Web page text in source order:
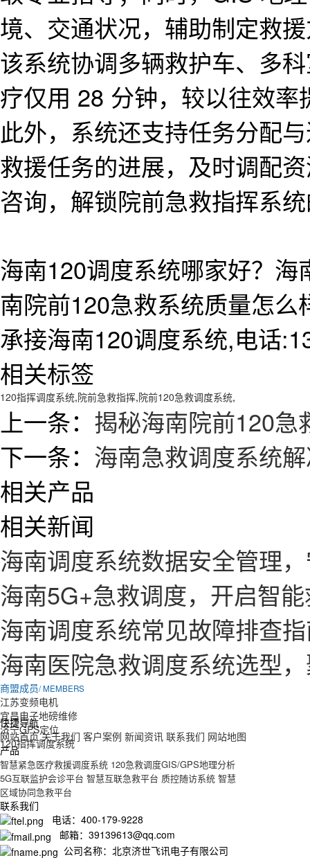
境、交通状况，辅助制定救
该系统协调多辆救护车、多
疗仅用 28 分钟，较以往效率
此外，系统还支持任务分配
救援任务的进展，及时调配
咨询，解锁院前急救指挥系
海南120调度系统哪家好？
南院前120急救系统质量怎
承接海南120调度系统,电话
相关标签
120指挥调度系统,院前急救指挥,院前120急救调度系统,
上一条： 揭秘海南院前120急
下一条： 海南急救调度系统
相关产品
相关新闻
海南调度系统数据安全管理
海南5G+急救调度，开启智
海南调度系统常见故障排查
海南医院急救调度系统选型
商盟成员/ MEMBERS
江苏变频电机
宜昌电子地磅维修
济宁GPS定位
120指挥调度系统
快捷导航
网站首页 关于我们 客户案例 新闻资讯 联系我们 网站地图
产品
智慧紧急医疗救援调度系统 120急救调度GIS/GPS地理分析
5G互联监护会诊平台 智慧互联急救平台 质控随访系统 智慧
区域协同急救平台
联系我们
电话：400-179-9228
邮箱：39139613@qq.com
公司名称：北京济世飞讯电子有限公司